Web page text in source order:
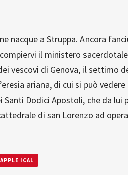
nacque a Struppa. Ancora
il ministero
vescovi di Genova, il settimo
ariana, di cui si può
Dodici Apostoli, che da
di san Lorenzo ad
ICAL